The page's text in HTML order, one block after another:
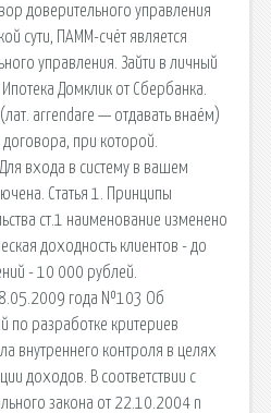
доверительного управления
сути, ПАММ-счёт является
управления. Зайти в личный
Домклик от Сбербанка.
arrendare — отдавать внаём)
при которой.
входа в систему в вашем
Статья 1. Принципы
cт.1 наименование изменено
доходность клиентов - до
- 10 000 рублей.
года №103 Об
по разработке критериев
внутреннего контроля в целях
доходов. В соответствии с
закона от 22.10.2004 n